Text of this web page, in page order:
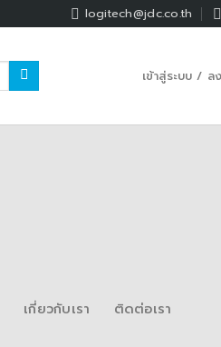
logitech@jdc.co.th
เข้าสู่ระบบ / ล
เกี่ยวกับเรา ติดต่อเรา